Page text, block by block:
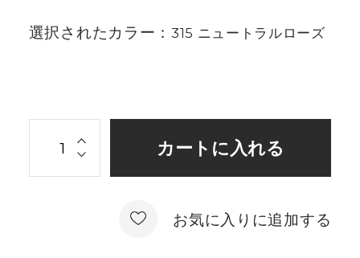
選択されたカラー： 315 ニュートラルローズ
お気に入りに追加する